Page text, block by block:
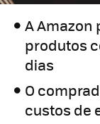
A Amazon
produtos
dias
O
custos de